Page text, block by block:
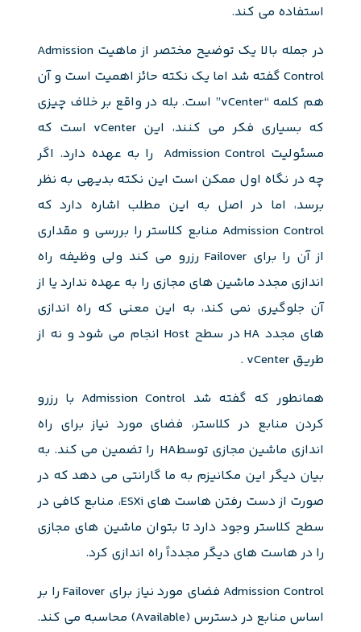
استفاده می کند.
در جمله بالا یک توضیح مختصر از ماهیت Admission
Control گفته شد اما یک نکته حائز اهمیت است و آن
هم کلمه “vCenter” است. بله در واقع بر خلاف چیزی
که بسیاری فکر می کنند، این vCenter است که
مسئولیت Admission Control را به عهده دارد. اگر
چه در نگاه اول ممکن است این نکته بدیهی به نظر
برسد، اما در اصل به این مطلب اشاره دارد که
Admission Control منابع کلاستر را بررسی و مقداری
از آن را برای Failover رزرو می کند ولی وظیفه راه
اندازی مجدد ماشین های مجازی را به عهده ندارد یا از
آن جلوگیری نمی کند، به این معنی که راه اندازی
های مجدد HA در سطح Host انجام می شود و نه از
طریق vCenter .
همانطور که گفته شد Admission Control با رزرو
کردن منابع در کلاستر، فضای مورد نیاز برای راه
اندازی ماشین مجازی توسطHA را تضمین می کند. به
بیان دیگر این مکانیزم به ما گارانتی می دهد که در
صورت از دست رفتن هاست های ESXi، منابع کافی در
سطح کلاستر وجود دارد تا بتوان ماشین های مجازی
را در هاست های دیگر مجدداً راه اندازی کرد.
Admission Control فضای مورد نیاز برای Failover را بر
اساس منابع در دسترس (Available) محاسبه می کند.